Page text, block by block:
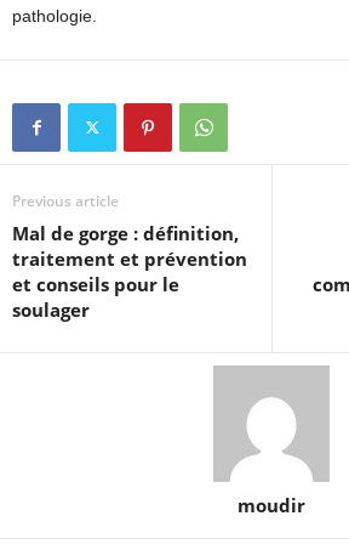
pathologie.
Previous article
Mal de gorge : définition,
traitement et prévention
et conseils pour le
soulager
moudir